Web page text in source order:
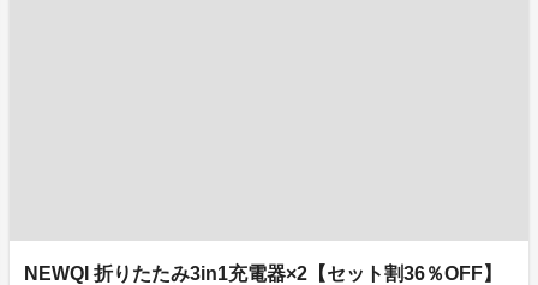
NEWQI 折りたたみ3in1充電器×2【セット割36％OFF】